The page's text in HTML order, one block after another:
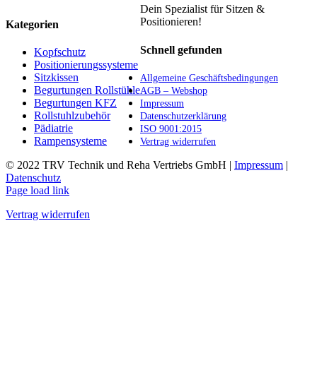
können
der
Produktseite
gewählt
werden
Kategorien
Kopfschutz
Positionierungssysteme
Sitzkissen
Begurtungen Rollstühle
Begurtungen KFZ
Rollstuhlzubehör
Pädiatrie
Rampensysteme
Dein Spezialist für Sitzen &
Positionieren!
Schnell gefunden
Allgemeine Geschäftsbedingungen
AGB – Webshop
Impressum
Datenschutzerklärung
ISO 9001:2015
Vertrag widerrufen
© 2022 TRV Technik und Reha Vertriebs GmbH | Impressum |
Datenschutz
Facebook
Instagram
E-
Page load link
Vertrag widerrufen